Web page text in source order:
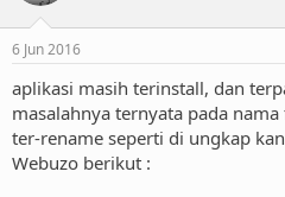
6 Jun 2016
aplikasi masih terinstall, dan
masalahnya ternyata pada
ter-rename seperti di ungkap
Webuzo berikut :